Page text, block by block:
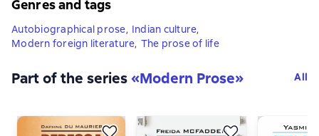
Genres and tags
Autobiographical prose, Indian culture,
Modern foreign literature, The prose of life
Part of the series«Modern Prose» All